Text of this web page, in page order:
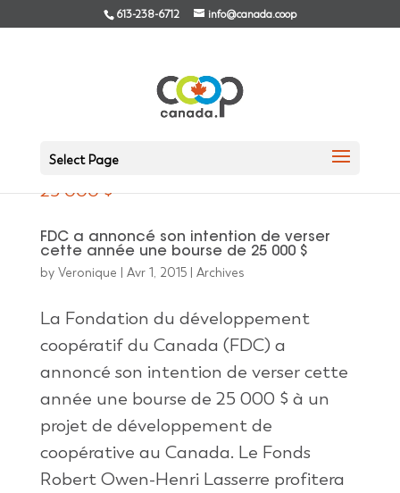
613-238-6712 info@canada.coop
Select Page
FDC a annoncé son intention de verser
cette année une bourse de 25 000 $
by Veronique | Avr 1, 2015| Archives
La Fondation du développement
coopératif du Canada (FDC) a
annoncé son intention de verser cette
année une bourse de 25 000 $ à un
projet de développement de
coopérative au Canada. Le Fonds
Robert Owen-Henri Lasserre profitera